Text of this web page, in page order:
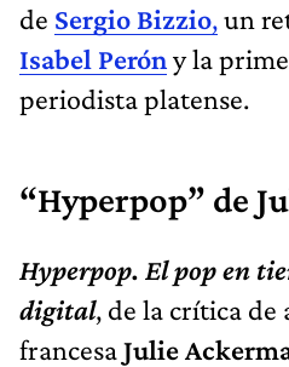
de Sergio Bizzio,un
Isabel Peróny la
periodista platense.
“Hyperpop” de
Hyperpop. El pop en
digital, de la crítica
francesaJulie